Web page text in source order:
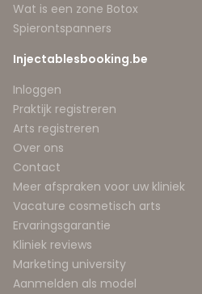
Wat is een zone Botox
Spierontspanners
Injectablesbooking.be
Inloggen
Praktijk registreren
Arts registreren
Over ons
Contact
Meer afspraken voor uw kliniek
Vacature cosmetisch arts
Ervaringsgarantie
Kliniek reviews
Marketing university
Aanmelden als model